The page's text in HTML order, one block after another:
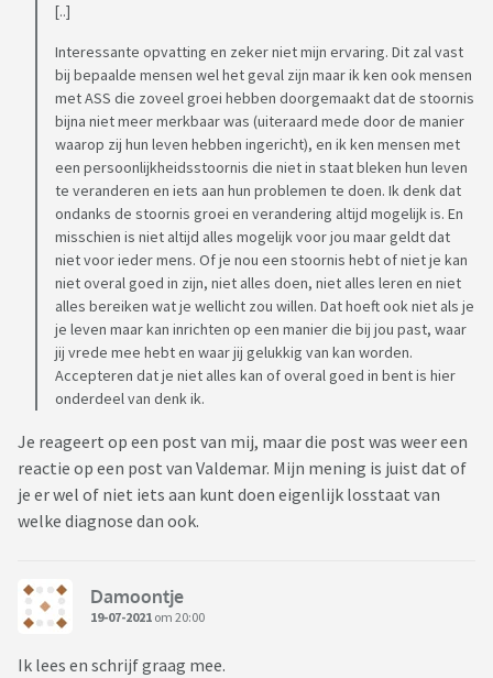
[..]
Interessante opvatting en zeker niet mijn ervaring. Dit zal vast
bij bepaalde mensen wel het geval zijn maar ik ken ook mensen
met ASS die zoveel groei hebben doorgemaakt dat de stoornis
bijna niet meer merkbaar was (uiteraard mede door de manier
waarop zij hun leven hebben ingericht), en ik ken mensen met
een persoonlijkheidsstoornis die niet in staat bleken hun leven
te veranderen en iets aan hun problemen te doen. Ik denk dat
ondanks de stoornis groei en verandering altijd mogelijk is. En
misschien is niet altijd alles mogelijk voor jou maar geldt dat
niet voor ieder mens. Of je nou een stoornis hebt of niet je kan
niet overal goed in zijn, niet alles doen, niet alles leren en niet
alles bereiken wat je wellicht zou willen. Dat hoeft ook niet als je
je leven maar kan inrichten op een manier die bij jou past, waar
jij vrede mee hebt en waar jij gelukkig van kan worden.
Accepteren dat je niet alles kan of overal goed in bent is hier
onderdeel van denk ik.
Je reageert op een post van mij, maar die post was weer een
reactie op een post van Valdemar. Mijn mening is juist dat of
je er wel of niet iets aan kunt doen eigenlijk losstaat van
welke diagnose dan ook.
Damoontje
19-07-2021 om 20:00
Ik lees en schrijf graag mee.